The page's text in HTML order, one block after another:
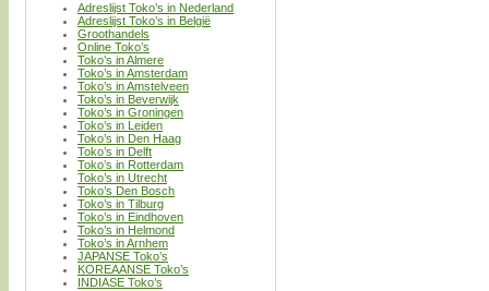
Adreslijst Toko’s in Nederland
Adreslijst Toko’s in België
Groothandels
Online Toko’s
Toko’s in Almere
Toko’s in Amsterdam
Toko’s in Amstelveen
Toko’s in Beverwijk
Toko’s in Groningen
Toko’s in Leiden
Toko’s in Den Haag
Toko’s in Delft
Toko’s in Rotterdam
Toko’s in Utrecht
Toko’s Den Bosch
Toko’s in Tilburg
Toko’s in Eindhoven
Toko’s in Helmond
Toko’s in Arnhem
JAPANSE Toko’s
KOREAANSE Toko’s
INDIASE Toko’s